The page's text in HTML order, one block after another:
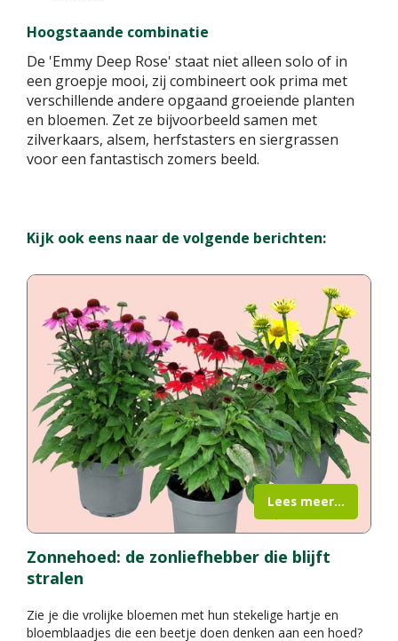
Hoogstaande combinatie
De 'Emmy Deep Rose' staat niet alleen solo of in
een groepje mooi, zij combineert ook prima met
verschillende andere opgaand groeiende planten
en bloemen. Zet ze bijvoorbeeld samen met
zilverkaars, alsem, herfstasters en siergrassen
voor een fantastisch zomers beeld.
Kijk ook eens naar de volgende berichten:
Zonnehoed: de zonliefhebber die blijft
stralen
Zie je die vrolijke bloemen met hun stekelige hartje en
bloemblaadjes die een beetje doen denken aan een hoed?
Lees meer...